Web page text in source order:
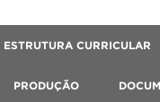
ESTRUTURA CURRICULAR
PRODUÇÃO